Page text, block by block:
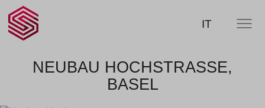
AG -
smart
engineering
SUCHEIT MENÜ
NEUBAU HOCHSTRASSE,
BASEL